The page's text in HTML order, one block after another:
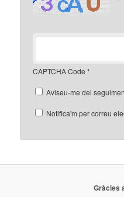
CAPTCHA Code *
Aviseu-me del
Notifica'm per correu
Gràcies